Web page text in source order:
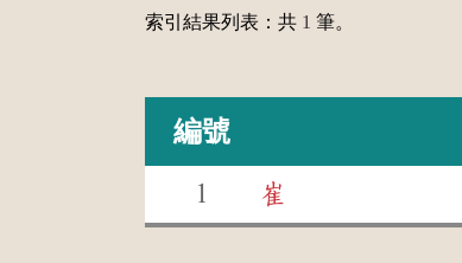
索引結果列表：共 1 筆。
編號
1 崔